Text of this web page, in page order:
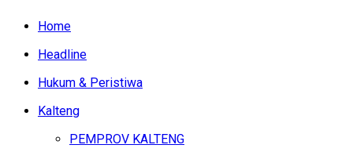
Home
Headline
Hukum & Peristiwa
Kalteng
PEMPROV KALTENG